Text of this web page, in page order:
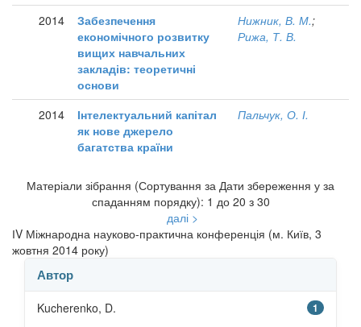
2014
Забезпечення
економічного розвитку
вищих навчальних
закладів: теоретичні
основи
Нижник, В. М.;
Рижа, Т. В.
2014
Інтелектуальний капітал
як нове джерело
багатства країни
Пальчук, О. І.
Матеріали зібрання (Сортування за Дати збереження у за
спаданням порядку): 1 до 20 з 30
далі >
ІV Міжнародна науково-практична конференція (м. Київ, 3
жовтня 2014 року)
Автор
Kucherenko, D. 1